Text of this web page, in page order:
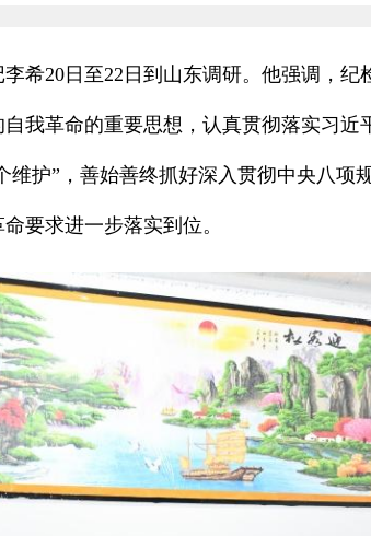
希20日至22日到山东调研。他强调，
我革命的重要思想，认真贯彻落实习
维护”，善始善终抓好深入贯彻中央八
要求进一步落实到位。